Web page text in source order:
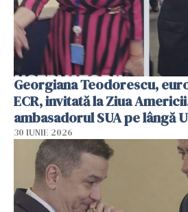
Georgiana Teodorescu,
ECR, invitată la Ziua
ambasadorul SUA pe lângă
30 IUNIE 2026